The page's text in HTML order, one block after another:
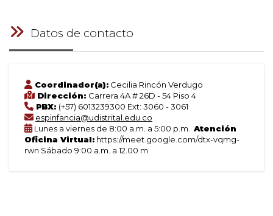
Datos de contacto
Coordinador(a): Cecilia Rincón Verdugo
Dirección: Carrera 4A # 26D - 54 Piso 4
PBX: (+57) 6013239300 Ext: 3060 - 3061
espinfancia@udistrital.edu.co
Lunes a viernes de 8:00 a.m. a 5:00 p.m. Atención
Oficina Virtual: https://meet.google.com/dtx-vqmg-
rwn Sábado 9:00 a.m. a 12.00 m